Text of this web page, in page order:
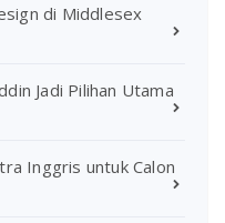
di Middlesex
Jadi Pilihan Utama
Inggris untuk Calon